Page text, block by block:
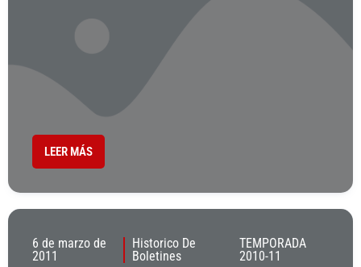
LEER MÁS
6 de marzo de
2011
Historico De
Boletines
TEMPORADA
2010-11